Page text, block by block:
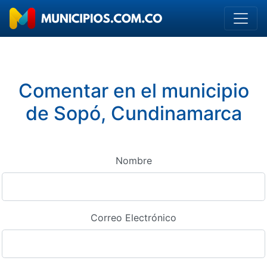
Comentar en el municipio
de Sopó, Cundinamarca
Nombre
Correo Electrónico